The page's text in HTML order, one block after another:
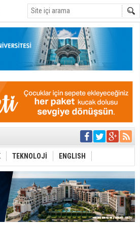
Çevriliyor"
en temel
Festival
TEKNOLOJİ ENGLISH